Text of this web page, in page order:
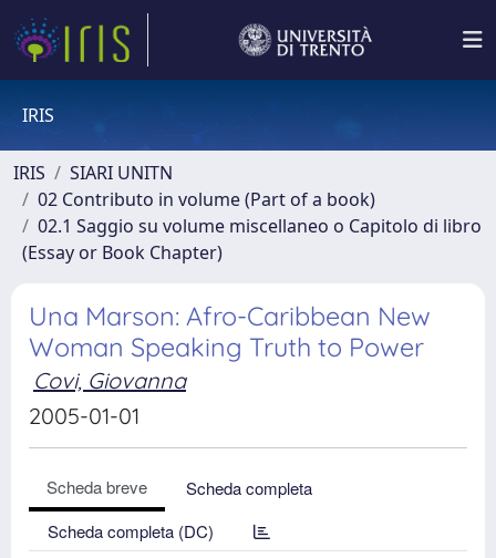
IRIS
IRIS
SIARI UNITN
02 Contributo in volume (Part of a book)
02.1 Saggio su volume miscellaneo o Capitolo di libro
(Essay or Book Chapter)
Una Marson: Afro-Caribbean New
Woman Speaking Truth to Power
Covi, Giovanna
2005-01-01
Scheda breve
Scheda completa
Scheda completa (DC)